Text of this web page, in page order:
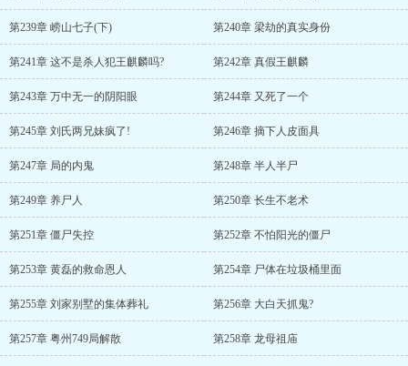
第239章 崂山七子(下) 第240章 梁劫的真实身份
第241章 这不是杀人犯王麒麟吗? 第242章 真假王麒麟
第243章 万中无一的阴阳眼 第244章 又死了一个
第245章 刘氏两兄妹疯了! 第246章 摘下人皮面具
第247章 局的内鬼 第248章 半人半尸
第249章 养尸人 第250章 长生不老术
第251章 僵尸失控 第252章 不怕阳光的僵尸
第253章 黄磊的救命恩人 第254章 尸体在垃圾桶里面
第255章 刘家别墅的集体葬礼 第256章 大白天抓鬼?
第257章 粤州749局解散 第258章 龙母祖庙